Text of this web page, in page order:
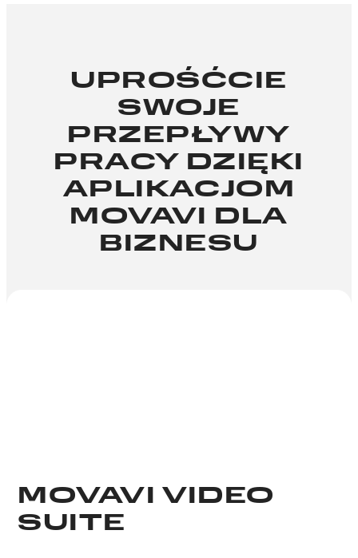
UPROŚĆCIE
SWOJE
PRZEPŁYWY
PRACY DZIĘKI
APLIKACJOM
MOVAVI DLA
BIZNESU
MOVAVI VIDEO
SUITE